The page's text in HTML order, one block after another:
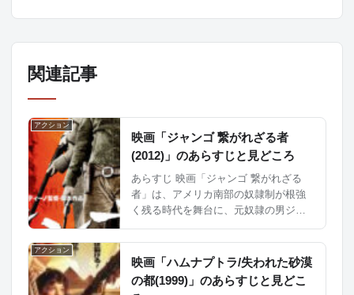
関連記事
アクション
映画「ジャンゴ 繋がれざる者
(2012)」のあらすじと見どころ
あらすじ 映画「ジャンゴ 繋がれざる
者」は、アメリカ南部の奴隷制が根強
く残る時代を舞台に、元奴隷の男ジャ
ドイツ人賞金稼ぎのドリス・シュヴァ
ルツとの物語を描いた西部劇映画で
す。 1858年、テキサス州...
アクション
映画「ハムナプトラ/失われた砂漠
の都(1999)」のあらすじと見どこ